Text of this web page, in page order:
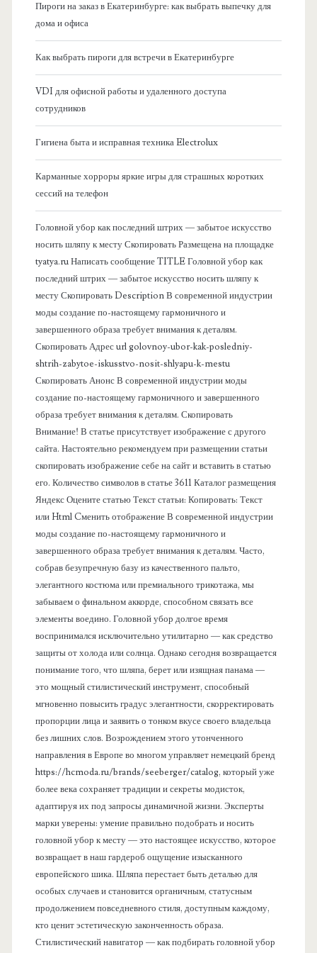
Пироги на заказ в Екатеринбурге: как выбрать выпечку для
дома и офиса
Как выбрать пироги для встречи в Екатеринбурге
VDI для офисной работы и удаленного доступа
сотрудников
Гигиена быта и исправная техника Electrolux
Карманные хорроры яркие игры для страшных коротких
сессий на телефон
Головной убор как последний штрих — забытое искусство
носить шляпу к месту Скопировать Размещена на площадке
tyatya.ru Написать сообщение TITLE Головной убор как
последний штрих — забытое искусство носить шляпу к
месту Скопировать Description В современной индустрии
моды создание по-настоящему гармоничного и
завершенного образа требует внимания к деталям.
Скопировать Адрес url golovnoy-ubor-kak-posledniy-
shtrih-zabytoe-iskusstvo-nosit-shlyapu-k-mestu
Скопировать Анонс В современной индустрии моды
создание по-настоящему гармоничного и завершенного
образа требует внимания к деталям. Скопировать
Внимание! В статье присутствует изображение с другого
сайта. Настоятельно рекомендуем при размещении статьи
скопировать изображение себе на сайт и вставить в статью
его. Количество символов в статье 3611 Каталог размещения
Яндекс Оцените статью Текст статьи: Копировать: Текст
или Html Cменить отображение В современной индустрии
моды создание по-настоящему гармоничного и
завершенного образа требует внимания к деталям. Часто,
собрав безупречную базу из качественного пальто,
элегантного костюма или премиального трикотажа, мы
забываем о финальном аккорде, способном связать все
элементы воедино. Головной убор долгое время
воспринимался исключительно утилитарно — как средство
защиты от холода или солнца. Однако сегодня возвращается
понимание того, что шляпа, берет или изящная панама —
это мощный стилистический инструмент, способный
мгновенно повысить градус элегантности, скорректировать
пропорции лица и заявить о тонком вкусе своего владельца
без лишних слов. Возрождением этого утонченного
направления в Европе во многом управляет немецкий бренд
https://hcmoda.ru/brands/seeberger/catalog, который уже
более века сохраняет традиции и секреты модисток,
адаптируя их под запросы динамичной жизни. Эксперты
марки уверены: умение правильно подобрать и носить
головной убор к месту — это настоящее искусство, которое
возвращает в наш гардероб ощущение изысканного
европейского шика. Шляпа перестает быть деталью для
особых случаев и становится органичным, статусным
продолжением повседневного стиля, доступным каждому,
кто ценит эстетическую законченность образа.
Стилистический навигатор — как подбирать головной убор